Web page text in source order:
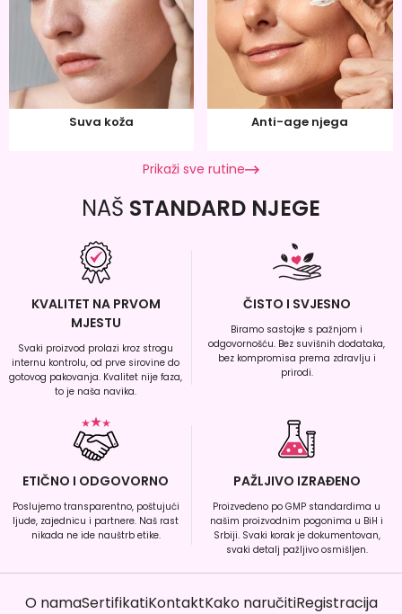
Suva koža Anti-age njega
Prikaži sve rutine
NAŠ STANDARD NJEGE
KVALITET NA PRVOM
MJESTU
Svaki proizvod prolazi kroz strogu
internu kontrolu, od prve sirovine do
gotovog pakovanja. Kvalitet nije faza,
to je naša navika.
ČISTO I SVJESNO
Biramo sastojke s pažnjom i
odgovornošću. Bez suvišnih dodataka,
bez kompromisa prema zdravlju i
prirodi.
ETIČNO I ODGOVORNO
Poslujemo transparentno, poštujući
ljude, zajednicu i partnere. Naš rast
nikada ne ide nauštrb etike.
PAŽLJIVO IZRAĐENO
Proizvedeno po GMP standardima u
našim proizvodnim pogonima u BiH i
Srbiji. Svaki korak je dokumentovan,
svaki detalj pažljivo osmišljen.
O namaSertifikatiKontaktKako naručitiRegistracija